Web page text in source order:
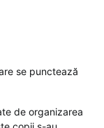
se punctează
de organizarea